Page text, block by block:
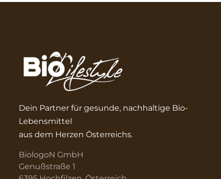
Dein Partner für gesunde, nachhaltige Bio-
Lebensmittel
aus dem Herzen Österreichs.
BiologoN GmbH
Genußstraße 1